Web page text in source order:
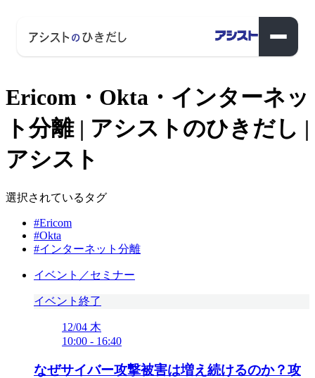
Ericom・Okta・インターネッ
ト分離 | アシストのひきだし |
アシスト
選択されているタグ
#Ericom
#Okta
#インターネット分離
イベント／セミナー
イベント終了
12/04 木
10:00 - 16:40
なぜサイバー攻撃被害は増え続けるのか？攻